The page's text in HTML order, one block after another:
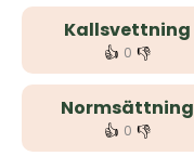
Kallsvettning
👍 0 👎
Normsättning
👍 0 👎